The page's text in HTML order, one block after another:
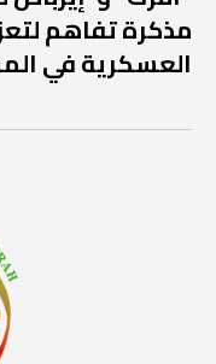
مذكرة تفاهم
العسكرية في